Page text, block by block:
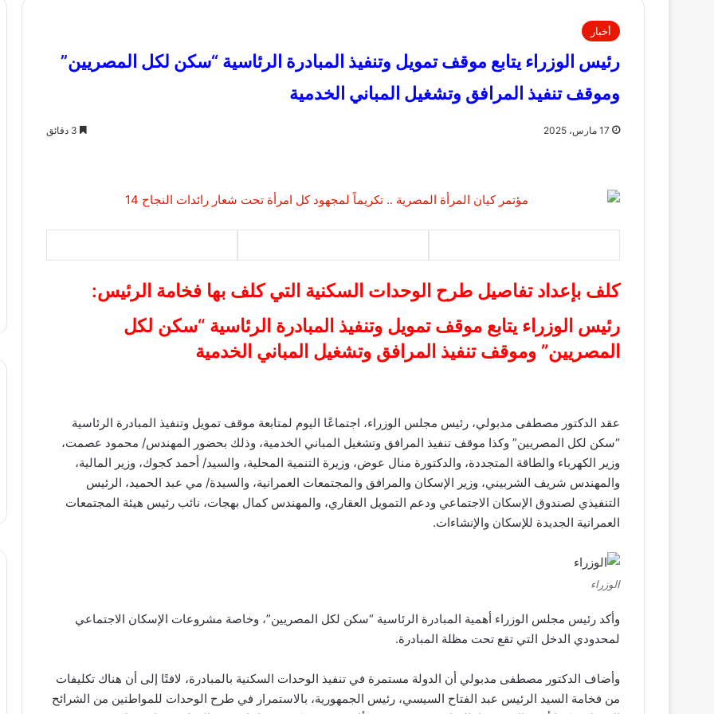
أخبار
رئيس الوزراء يتابع موقف تمويل وتنفيذ المبادرة الرئاسية “سكن لكل المصريين”
وموقف تنفيذ المرافق وتشغيل المباني الخدمية
17 مارس، 2025
كلف بإعداد تفاصيل طرح الوحدات السكنية التي كلف بها فخامة الرئيس:
رئيس الوزراء يتابع موقف تمويل وتنفيذ المبادرة الرئاسية “سكن لكل
المصريين” وموقف تنفيذ المرافق وتشغيل المباني الخدمية
عقد الدكتور مصطفى مدبولي، رئيس مجلس الوزراء، اجتماعًا اليوم لمتابعة موقف تمويل وتنفيذ المبادرة الرئاسية
“سكن لكل المصريين” وكذا موقف تنفيذ المرافق وتشغيل المباني الخدمية، وذلك بحضور المهندس/ محمود عصمت،
وزير الكهرباء والطاقة المتجددة، والدكتورة منال عوض، وزيرة التنمية المحلية، والسيد/ أحمد كجوك، وزير المالية،
والمهندس شريف الشربيني، وزير الإسكان والمرافق والمجتمعات العمرانية، والسيدة/ مي عبد الحميد، الرئيس
التنفيذي لصندوق الإسكان الاجتماعي ودعم التمويل العقاري، والمهندس كمال بهجات، نائب رئيس هيئة المجتمعات
العمرانية الجديدة للإسكان والإنشاءات.
الوزراء
وأكد رئيس مجلس الوزراء أهمية المبادرة الرئاسية “سكن لكل المصريين”، وخاصة مشروعات الإسكان الاجتماعي
لمحدودي الدخل التي تقع تحت مظلة المبادرة.
وأضاف الدكتور مصطفى مدبولي أن الدولة مستمرة في تنفيذ الوحدات السكنية بالمبادرة، لافتًا إلى أن هناك تكليفات
من فخامة السيد الرئيس عبد الفتاح السيسي، رئيس الجمهورية، بالاستمرار في طرح الوحدات للمواطنين من الشرائح